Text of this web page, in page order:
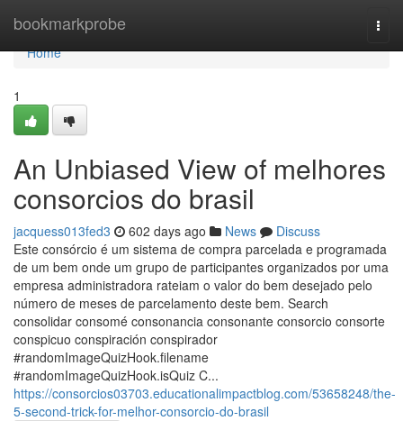
bookmarkprobe
Home
Home
1
An Unbiased View of melhores
consorcios do brasil
jacquess013fed3 602 days ago News
Discuss
Este consórcio é um sistema de compra parcelada e programada
de um bem onde um grupo de participantes organizados por uma
empresa administradora rateiam o valor do bem desejado pelo
número de meses de parcelamento deste bem. Search
consolidar consomé consonancia consonante consorcio consorte
conspicuo conspiración conspirador
#randomImageQuizHook.filename
#randomImageQuizHook.isQuiz C...
https://consorcios03703.educationalimpactblog.com/53658248/the-
5-second-trick-for-melhor-consorcio-do-brasil